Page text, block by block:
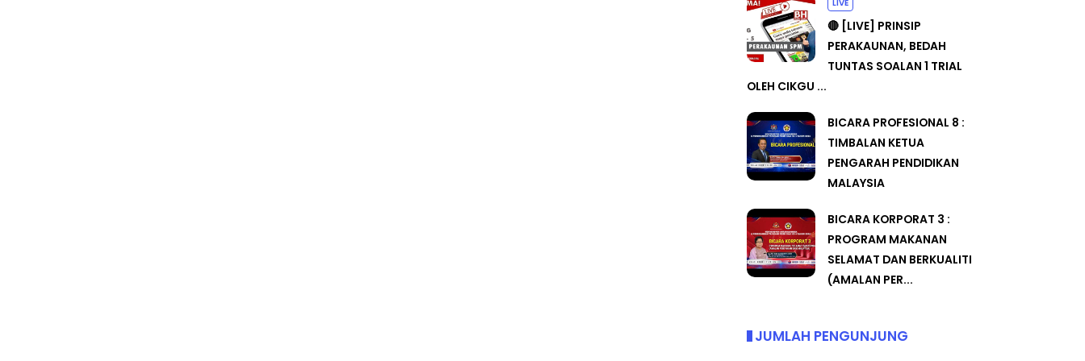
LIVE
🔴 [LIVE] PRINSIP
PERAKAUNAN, BEDAH
TUNTAS SOALAN 1 TRIAL
OLEH CIKGU ...
BICARA PROFESIONAL 8 :
TIMBALAN KETUA
PENGARAH PENDIDIKAN
MALAYSIA
BICARA KORPORAT 3 :
PROGRAM MAKANAN
SELAMAT DAN BERKUALITI
(AMALAN PER...
JUMLAH PENGUNJUNG